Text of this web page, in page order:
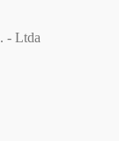
- Ltda